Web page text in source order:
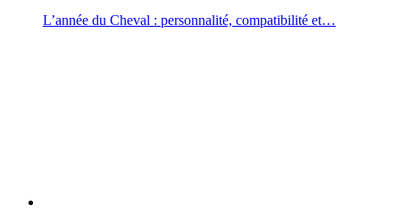
L’année du Cheval : personnalité, compatibilité et…